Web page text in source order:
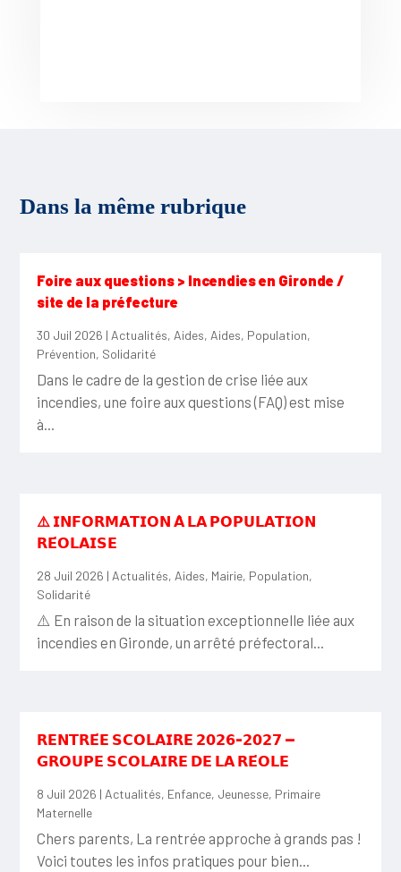
Dans la même rubrique
Foire aux questions > Incendies en Gironde /
site de la préfecture
30 Juil 2026 | Actualités, Aides, Aides, Population,
Prévention, Solidarité
Dans le cadre de la gestion de crise liée aux
incendies, une foire aux questions (FAQ) est mise
à...
⚠️ 𝗜𝗡𝗙𝗢𝗥𝗠𝗔𝗧𝗜𝗢𝗡 𝗔̀ 𝗟𝗔 𝗣𝗢𝗣𝗨𝗟𝗔𝗧𝗜𝗢𝗡
𝗥𝗘́𝗢𝗟𝗔𝗜𝗦𝗘
28 Juil 2026 | Actualités, Aides, Mairie, Population,
Solidarité
⚠️ En raison de la situation exceptionnelle liée aux
incendies en Gironde, un arrêté préfectoral...
𝗥𝗘𝗡𝗧𝗥𝗘́𝗘 𝗦𝗖𝗢𝗟𝗔𝗜𝗥𝗘 𝟮𝟬𝟮𝟲-𝟮𝟬𝟮𝟳 —
𝗚𝗥𝗢𝗨𝗣𝗘 𝗦𝗖𝗢𝗟𝗔𝗜𝗥𝗘 𝗗𝗘 𝗟𝗔 𝗥𝗘́𝗢𝗟𝗘
8 Juil 2026 | Actualités, Enfance, Jeunesse, Primaire
Maternelle
Chers parents, La rentrée approche à grands pas !
Voici toutes les infos pratiques pour bien...